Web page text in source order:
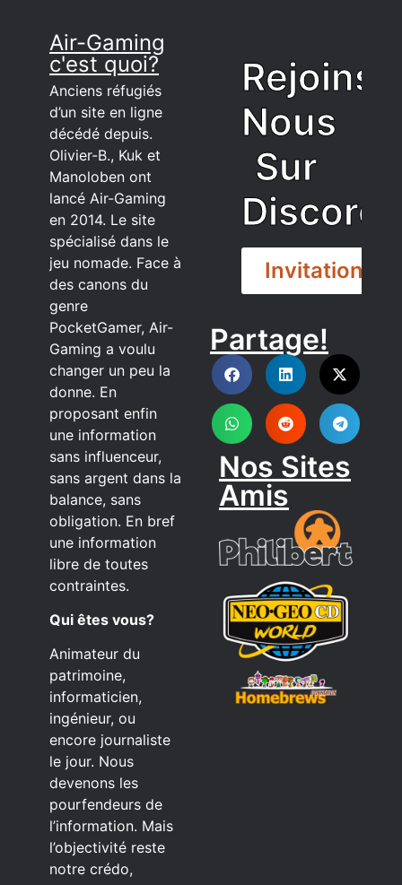
Air-Gaming
c'est quoi?
Anciens réfugiés
d’un site en ligne
décédé depuis.
Olivier-B., Kuk et
Manoloben ont
lancé Air-Gaming
en 2014. Le site
spécialisé dans le
jeu nomade. Face à
des canons du
genre
PocketGamer, Air-
Gaming a voulu
changer un peu la
donne. En
proposant enfin
une information
sans influenceur,
sans argent dans la
balance, sans
obligation. En bref
une information
libre de toutes
contraintes.
Qui êtes vous?
Animateur du
patrimoine,
informaticien,
ingénieur, ou
encore journaliste
le jour. Nous
devenons les
pourfendeurs de
l’information. Mais
l’objectivité reste
notre crédo,
Rejoins
Nous
Sur
Discord
Invitation
DISCORD
Partage!
Nos Sites
Amis